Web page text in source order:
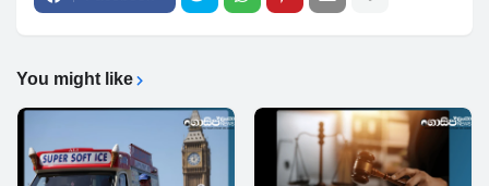
You might like